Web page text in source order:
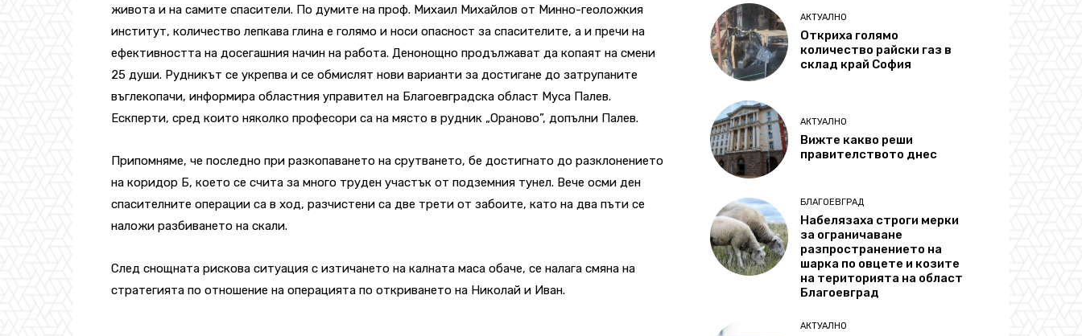
живота и на самите спасители. По думите на проф. Михаил Михайлов от Минно-геоложкия
институт, количество лепкава глина е голямо и носи опасност за спасителите, а и пречи на
ефективността на досегашния начин на работа. Денонощно продължават да копаят на смени
25 души. Рудникът се укрепва и се обмислят нови варианти за достигане до затрупаните
въглекопачи, информира областния управител на Благоевградска област Муса Палев.
Ескперти, сред които няколко професори са на място в рудник „Ораново”, допълни Палев.
Припомняме, че последно при разкопаването на срутването, бе достигнато до разклонението
на коридор Б, което се счита за много труден участък от подземния тунел. Вече осми ден
спасителните операции са в ход, разчистени са две трети от забоите, като на два пъти се
наложи разбиването на скали.
След снощната рискова ситуация с изтичането на калната маса обаче, се налага смяна на
стратегията по отношение на операцията по откриването на Николай и Иван.
АКТУАЛНО
Откриха голямо
количество райски газ в
склад край София
АКТУАЛНО
Вижте какво реши
правителството днес
БЛАГОЕВГРАД
Набелязаха строги мерки
за ограничаване
разпространението на
шарка по овцете и козите
на територията на област
Благоевград
АКТУАЛНО